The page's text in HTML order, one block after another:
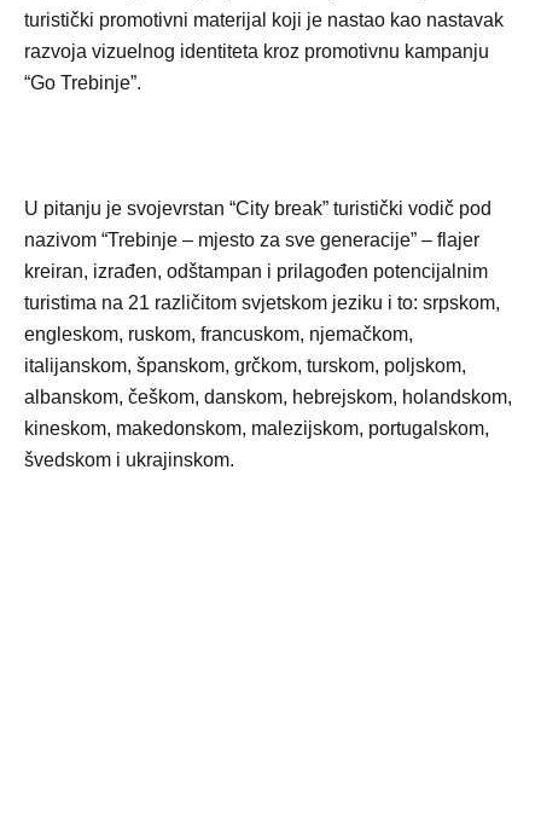
turistički promotivni materijal koji je nastao kao nastavak
razvoja vizuelnog identiteta kroz promotivnu kampanju
“Go Trebinje”.
U pitanju je svojevrstan “City break” turistički vodič pod
nazivom “Trebinje – mjesto za sve generacije” – flajer
kreiran, izrađen, odštampan i prilagođen potencijalnim
turistima na 21 različitom svjetskom jeziku i to: srpskom,
engleskom, ruskom, francuskom, njemačkom,
italijanskom, španskom, grčkom, turskom, poljskom,
albanskom, češkom, danskom, hebrejskom, holandskom,
kineskom, makedonskom, malezijskom, portugalskom,
švedskom i ukrajinskom.